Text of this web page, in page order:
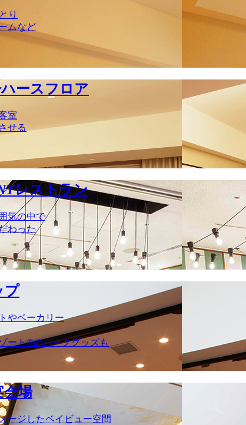
り
ムなど
ハースフロア
室
せる
レストラン
気の中で
わった
プ
やベーカリー
ート®のパークグッズも
会場
ージしたベイビュー空間